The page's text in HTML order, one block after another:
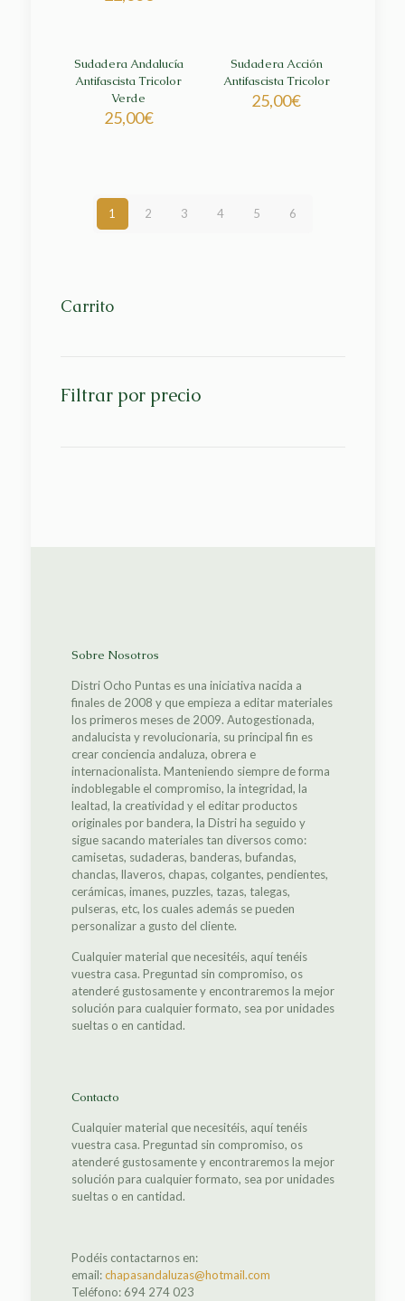
Sudadera Andalucía
Antifascista Tricolor
Verde
25,00€
Sudadera Acción
Antifascista Tricolor
25,00€
1 2 3 4 5 6
Carrito
Filtrar por precio
Sobre Nosotros
Distri Ocho Puntas es una iniciativa nacida a
finales de 2008 y que empieza a editar materiales
los primeros meses de 2009. Autogestionada,
andalucista y revolucionaria, su principal fin es
crear conciencia andaluza, obrera e
internacionalista. Manteniendo siempre de forma
indoblegable el compromiso, la integridad, la
lealtad, la creatividad y el editar productos
originales por bandera, la Distri ha seguido y
sigue sacando materiales tan diversos como:
camisetas, sudaderas, banderas, bufandas,
chanclas, llaveros, chapas, colgantes, pendientes,
cerámicas, imanes, puzzles, tazas, talegas,
pulseras, etc, los cuales además se pueden
personalizar a gusto del cliente.
Cualquier material que necesitéis, aquí tenéis
vuestra casa. Preguntad sin compromiso, os
atenderé gustosamente y encontraremos la mejor
solución para cualquier formato, sea por unidades
sueltas o en cantidad.
Contacto
Cualquier material que necesitéis, aquí tenéis
vuestra casa. Preguntad sin compromiso, os
atenderé gustosamente y encontraremos la mejor
solución para cualquier formato, sea por unidades
sueltas o en cantidad.
Podéis contactarnos en:
email:chapasandaluzas@hotmail.com
Teléfono: 694 274 023